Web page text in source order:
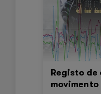
Registo de
movimento